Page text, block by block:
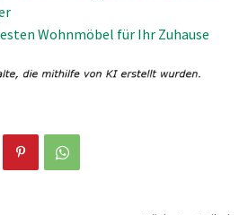
Wohnmöbel für Ihr Zuhause